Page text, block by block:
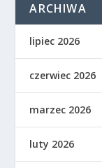
ARCHIWA
lipiec 2026
czerwiec 2026
marzec 2026
luty 2026